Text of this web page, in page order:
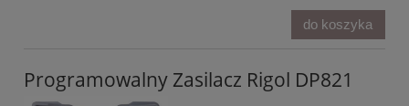
do koszyka
Programowalny Zasilacz Rigol DP821